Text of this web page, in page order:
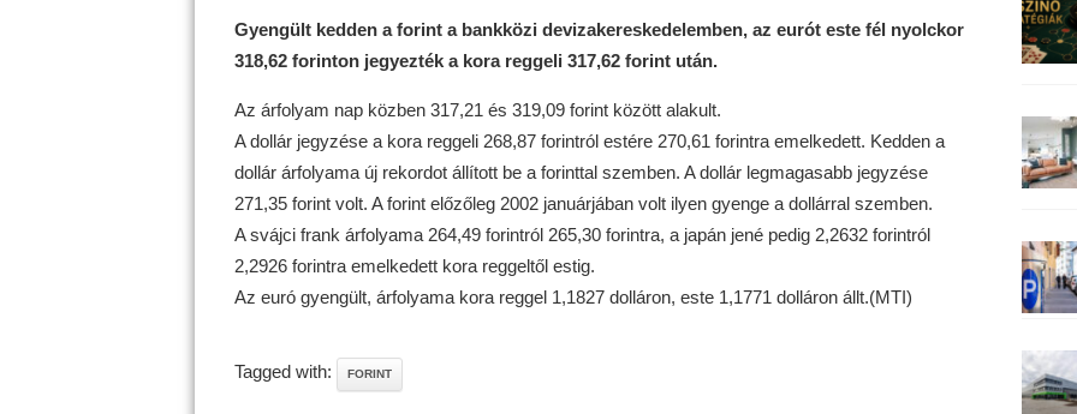
Gyengült kedden a forint a bankközi devizakereskedelemben, az eurót este fél nyolckor
318,62 forinton jegyezték a kora reggeli 317,62 forint után.
Az árfolyam nap közben 317,21 és 319,09 forint között alakult.
A dollár jegyzése a kora reggeli 268,87 forintról estére 270,61 forintra emelkedett. Kedden a
dollár árfolyama új rekordot állított be a forinttal szemben. A dollár legmagasabb jegyzése
271,35 forint volt. A forint előzőleg 2002 januárjában volt ilyen gyenge a dollárral szemben.
A svájci frank árfolyama 264,49 forintról 265,30 forintra, a japán jené pedig 2,2632 forintról
2,2926 forintra emelkedett kora reggeltől estig.
Az euró gyengült, árfolyama kora reggel 1,1827 dolláron, este 1,1771 dolláron állt.(MTI)
Tagged with: FORINT